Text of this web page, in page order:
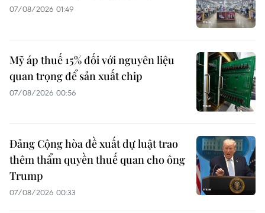
07/08/2026 01:49
Mỹ áp thuế 15% đối với nguyên liệu
quan trọng để sản xuất chip
07/08/2026 00:56
Đảng Cộng hòa đề xuất dự luật trao
thêm thẩm quyền thuế quan cho ông
Trump
07/08/2026 00:33